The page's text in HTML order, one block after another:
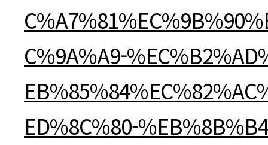
C%9A%A9-
ED%8C%80-